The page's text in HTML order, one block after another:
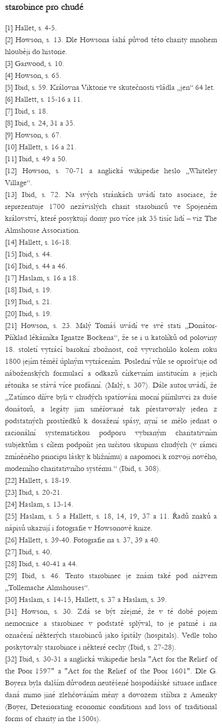
starobince pro chudé
[1] Hallet, s. 4-5.
[2] Howson, s. 13. Dle Howsona šahá původ této charity mnohem
hlouběji do historie.
[3] Garwood, s. 10.
[4] Howson, s. 65.
[5] Ibid, s. 59. Královna Viktorie ve skutečnosti vládla „jen“ 64 let.
[6] Hallett, s. 15-16 a 11.
[7] Ibid, s. 18.
[8] Ibid, s. 24, 31 a 35.
[9] Howson, s. 67.
[10] Hallett, s. 16 a 21.
[11] Ibid, s. 49 a 50.
[12] Howson, s. 70-71 a anglická wikipedie heslo „Whiteley
Village“.
[13] Ibid, s. 72. Na svých stránkách uvádí tato asociace, že
reprezentuje 1700 nezávislých charit starobinců ve Spojeném
království, které posyktují domy pro více jak 35 tisíc lidí – viz The
Almshouse Association.
[14] Hallett, s. 16-18.
[15] Ibid, s. 44.
[16] Ibid, s. 44 a 46.
[17] Haslam, s. 16 a 18.
[18] Ibid, s. 19.
[19] Ibid, s. 21.
[20] Ibid, s. 19.
[21] Howson, s. 23. Malý Tomáš uvádí ve své stati „Donátor-
Příklad lékárníka Ignatze Bockena“, že se i u katolíků od poloviny
18. století vytrácí barokní zbožnost, což vyvrcholilo kolem roku
1800 jejím téměř úplným vytrácením. Poslední vůle se oprošťuje od
náboženských formulací a odkazů církevním institucím a jejich
rétorika se stává více profánní. (Malý, s. 307). Dále autor uvádí, že
„Zatímco dříve byli v chudých spatřováni mocní přímluvci za duše
donátorů, a legáty jim směřované tak přestavovaly jeden z
podstatných prostředků k dosažení spásy, nyní se mělo jednat o
racionální systematickou podporu vybraným charitativním
subjektům s cílem podpořit jen určitou skupinu chudých (v rámci
zmíněného principu lásky k bližnímu) a napomoci k rozvoji nového,
moderního charitativního systému.“ (Ibid, s. 308).
[22] Hallett, s. 18-19.
[23] Ibid, s. 20-21.
[24] Haslam, s. 13-14.
[25] Haslam, s. 5 a Hallett, s. 18, 14, 19, 37 a 11. Řadů znaků a
nápisů ukazují i fotografie v Howsonově knize.
[26] Hallett, s. 39-40. Fotografie na s. 37, 39 a 40.
[27] Ibid, s. 40.
[28] Ibid, s. 40-41 a 44.
[29] Ibid, s. 46. Tento starobinec je znám také pod názvem
„Tollemache Almshouses“.
[30] Haslam, s. 14-15, Hallett, s. 37 a Haslam, s. 39.
[31] Howson, s. 30. Zdá se být zřejmé, že v té době pojem
nemocnice a starobinec v podstatě splýval, to je patrné i na
označení některých starobinců jako špitály (hospitals). Vedle toho
poskytovaly starobince i některé cechy (Ibid, s. 27-28).
[32] Ibid, s. 30-31 a anglická wikipedie hesla "Act for the Relief of
the Poor 1597" a "Act for the Relief of the Poor 1601". Dle G.
Boyera byla dalším důvodem neutěšené hospodářské situace inflace
daná mimo jiné zlehčováním měny a dovozem stříbra z Ameriky
(Boyer, Deteriorating economic conditions and loss of traditional
forms of charity in the 1500s).